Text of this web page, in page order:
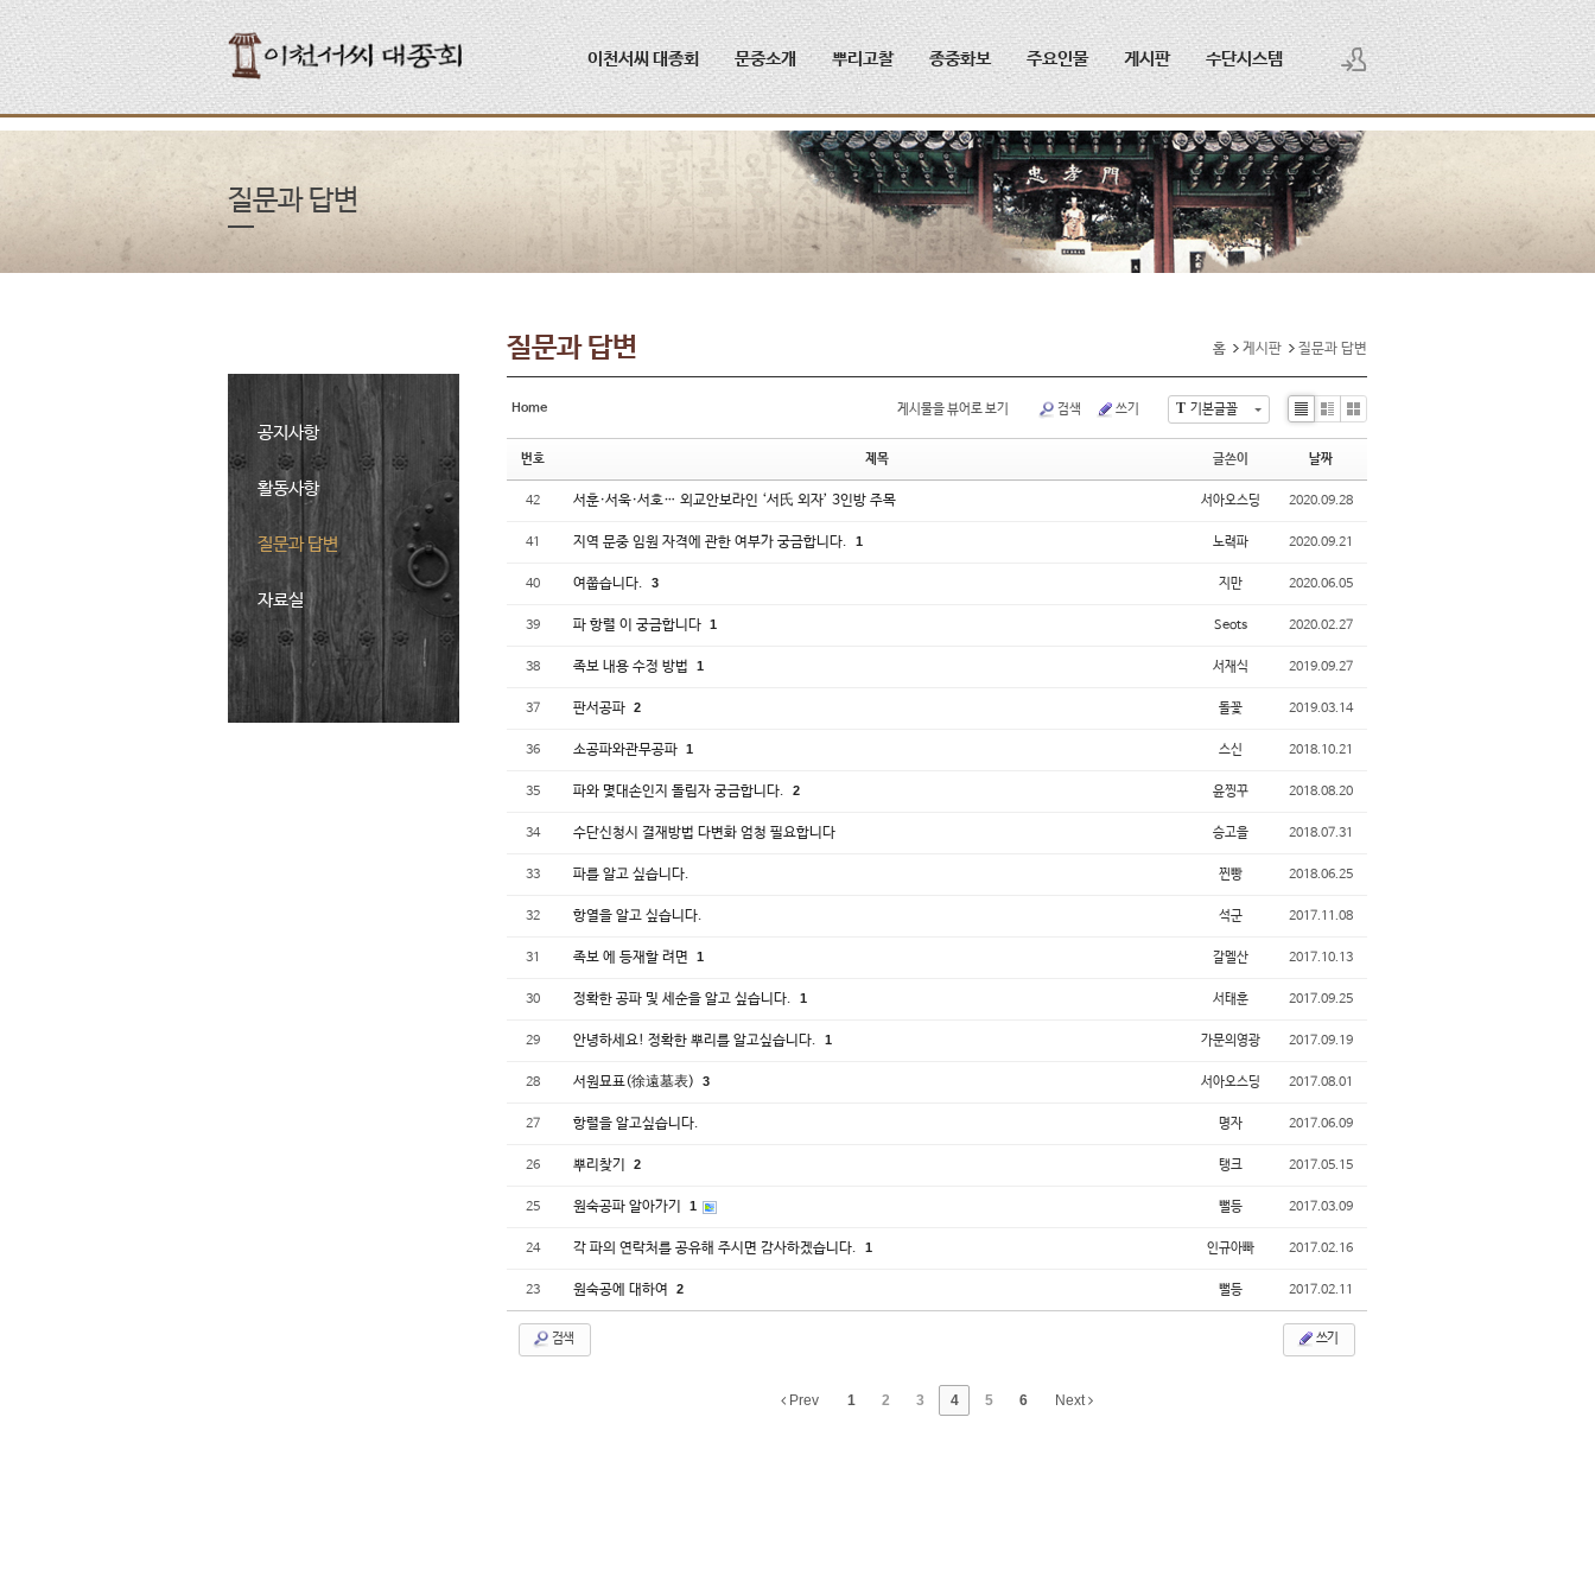
메뉴 건너뛰기
로그인
회원가입
이천서씨 대종회 문중소개 뿌리고찰 종중화보 주요인물 게시판 수단시스템
질문과 답변
공지사항
활동사항
질문과 답변
자료실
질문과 답변 홈 게시판 질문과 답변
Home T 기본글꼴
게시물을 뷰어로 보기 검색 쓰기
Li
Zi
G
번호 제목 글쓴이 날짜
42 서훈·서욱·서호… 외교안보라인 ‘서氏 외자’ 3인방 주목 서아오스딩 2020.09.28
41 지역 문중 임원 자격에 관한 여부가 궁금합니다. 1 노력파 2020.09.21
40 여쭙습니다. 3 지만 2020.06.05
39 파 항렬 이 궁금합니다 1 Seots 2020.02.27
38 족보 내용 수정 방법 1 서재식 2019.09.27
37 판서공파 2 돌꽃 2019.03.14
36 소공파와관무공파 1 스신 2018.10.21
35 파와 몇대손인지 돌림자 궁금합니다. 2 윤찡꾸 2018.08.20
34 수단신청시 결재방법 다변화 엄청 필요합니다 승고을 2018.07.31
33 파를 알고 싶습니다. 찐빵 2018.06.25
32 항열을 알고 싶습니다. 석군 2017.11.08
31 족보 에 등재할 려면 1 갈멜산 2017.10.13
30 정확한 공파 및 세순을 알고 싶습니다. 1 서태훈 2017.09.25
29 안녕하세요! 정확한 뿌리를 알고싶습니다. 1 가문의영광 2017.09.19
28 서원묘표(徐遠墓表) 3 서아오스딩 2017.08.01
27 항렬을 알고싶습니다. 명자 2017.06.09
26 뿌리찾기 2 탱크 2017.05.15
25 원숙공파 알아가기 1 뻘등 2017.03.09
24 각 파의 연락처를 공유해 주시면 감사하겠습니다. 1 인규아빠 2017.02.16
23 원숙공에 대하여 2 뻘등 2017.02.11
검색 쓰기
Prev 1 2 3 4 5 6 Next